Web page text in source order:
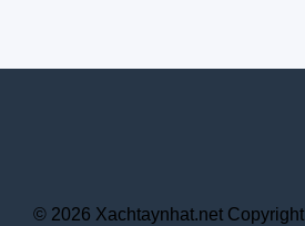
© 2026 Xachtaynhat.net Copyright